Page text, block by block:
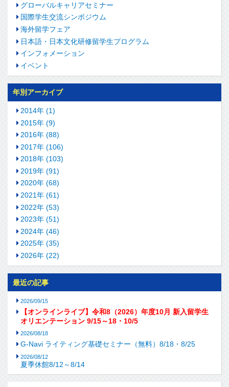
グローバルキャリアセミナー
国際学生交流シンポジウム
海外留学フェア
日本語・日本文化研修留学生プログラム
インフォメーション
イベント
年別アーカイブ
2014年 (1)
2015年 (9)
2016年 (88)
2017年 (106)
2018年 (103)
2019年 (91)
2020年 (68)
2021年 (61)
2022年 (53)
2023年 (51)
2024年 (46)
2025年 (35)
2026年 (22)
最近の記事
2026/09/15
【オンラインライブ】令和8（2026）年度10月 新入留学生
オリエンテーション 9/15～18・10/5
2026/08/18
G-Navi ライティング基礎セミナー（無料）8/18・8/25
2026/08/12
夏季休館8/12～8/14